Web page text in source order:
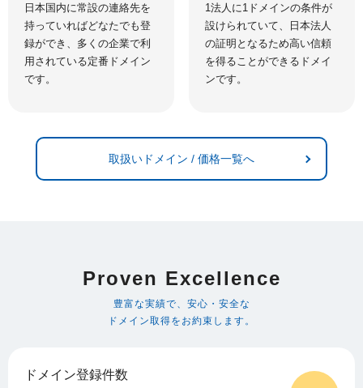
日本国内に常設の連絡先を
持っていればどなたでも登
録ができ、多くの企業で利
用されている定番ドメイン
です。
1法人に1ドメインの条件が
設けられていて、日本法人
の証明となるため高い信頼
を得ることができるドメイ
ンです。
取扱いドメイン / 価格一覧へ
Proven Excellence
豊富な実績で、安心・安全な
ドメイン取得をお約束します。
ドメイン登録件数